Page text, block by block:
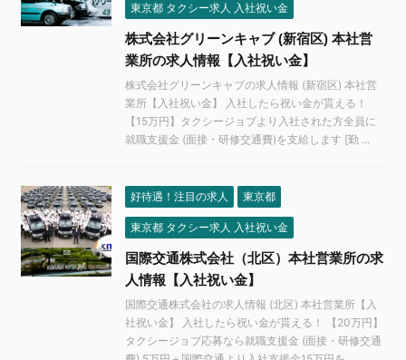
東京都 タクシー求人 入社祝い金
株式会社グリーンキャブ (新宿区) 本社営
業所の求人情報【入社祝い金】
株式会社グリーンキャブの求人情報 (新宿区) 本社営
業所【入社祝い金】 入社したら祝い金が貰える！
【15万円】タクシージョブより入社された方全員に
就職支援金 (面接・研修交通費)を支給します [勤 ...
好待遇！注目の求人 東京都
東京都 タクシー求人 入社祝い金
国際交通株式会社（北区）本社営業所の求
人情報【入社祝い金】
国際交通株式会社の求人情報 (北区) 本社営業所【入
社祝い金】 入社したら祝い金が貰える！ 【20万円】
タクシージョブ応募なら就職支援金 (面接・研修交通